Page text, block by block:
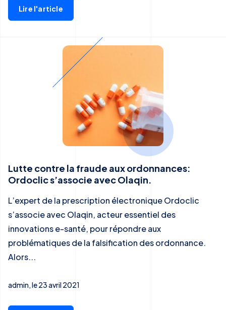
Lire l'article
Lutte contre la fraude aux ordonnances:
Ordoclic s’associe avec Olaqin.
L’expert de la prescription électronique Ordoclic
s’associe avec Olaqin, acteur essentiel des
innovations e-santé, pour répondre aux
problématiques de la falsification des ordonnance.
Alors...
admin, le 23 avril 2021